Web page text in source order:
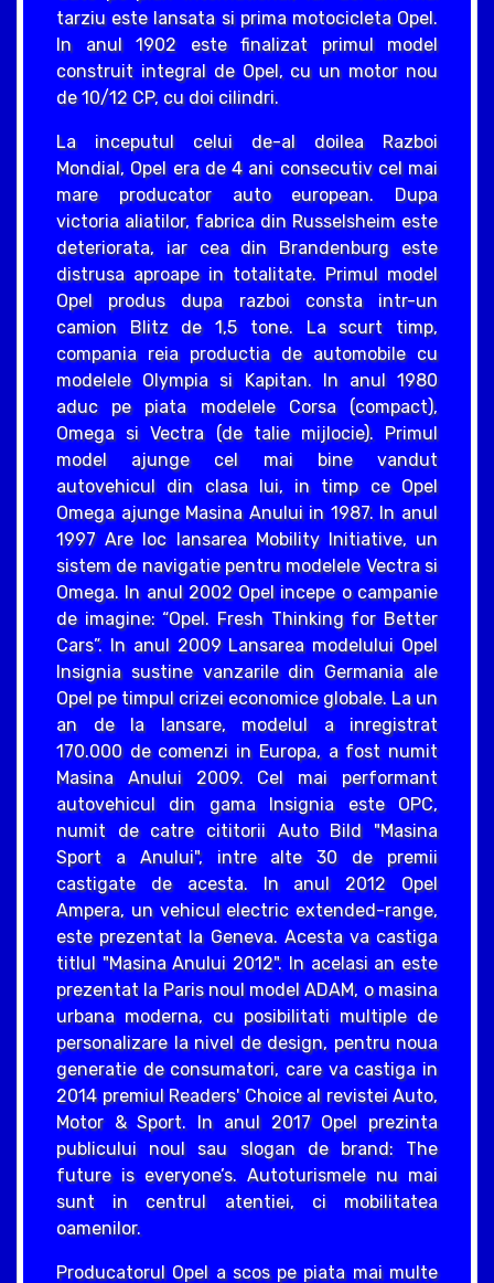
tarziu este lansata si prima motocicleta Opel.
In anul 1902 este finalizat primul model
construit integral de Opel, cu un motor nou
de 10/12 CP, cu doi cilindri.
La inceputul celui de-al doilea Razboi
Mondial, Opel era de 4 ani consecutiv cel mai
mare producator auto european. Dupa
victoria aliatilor, fabrica din Russelsheim este
deteriorata, iar cea din Brandenburg este
distrusa aproape in totalitate. Primul model
Opel produs dupa razboi consta intr-un
camion Blitz de 1,5 tone. La scurt timp,
compania reia productia de automobile cu
modelele Olympia si Kapitan. In anul 1980
aduc pe piata modelele Corsa (compact),
Omega si Vectra (de talie mijlocie). Primul
model ajunge cel mai bine vandut
autovehicul din clasa lui, in timp ce Opel
Omega ajunge Masina Anului in 1987. In anul
1997 Are loc lansarea Mobility Initiative, un
sistem de navigatie pentru modelele Vectra si
Omega. In anul 2002 Opel incepe o campanie
de imagine: “Opel. Fresh Thinking for Better
Cars”. In anul 2009 Lansarea modelului Opel
Insignia sustine vanzarile din Germania ale
Opel pe timpul crizei economice globale. La un
an de la lansare, modelul a inregistrat
170.000 de comenzi in Europa, a fost numit
Masina Anului 2009. Cel mai performant
autovehicul din gama Insignia este OPC,
numit de catre cititorii Auto Bild "Masina
Sport a Anului", intre alte 30 de premii
castigate de acesta. In anul 2012 Opel
Ampera, un vehicul electric extended-range,
este prezentat la Geneva. Acesta va castiga
titlul "Masina Anului 2012". In acelasi an este
prezentat la Paris noul model ADAM, o masina
urbana moderna, cu posibilitati multiple de
personalizare la nivel de design, pentru noua
generatie de consumatori, care va castiga in
2014 premiul Readers' Choice al revistei Auto,
Motor & Sport. In anul 2017 Opel prezinta
publicului noul sau slogan de brand: The
future is everyone’s. Autoturismele nu mai
sunt in centrul atentiei, ci mobilitatea
oamenilor.
Producatorul Opel a scos pe piata mai multe